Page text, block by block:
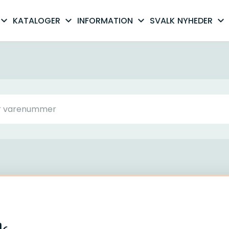
expand_more KATALOGER expand_more INFORMATION expand_more SVALK NYHEDER expand_more